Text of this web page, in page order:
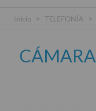
Inicio > TELEFONÍA >
CÁMARA